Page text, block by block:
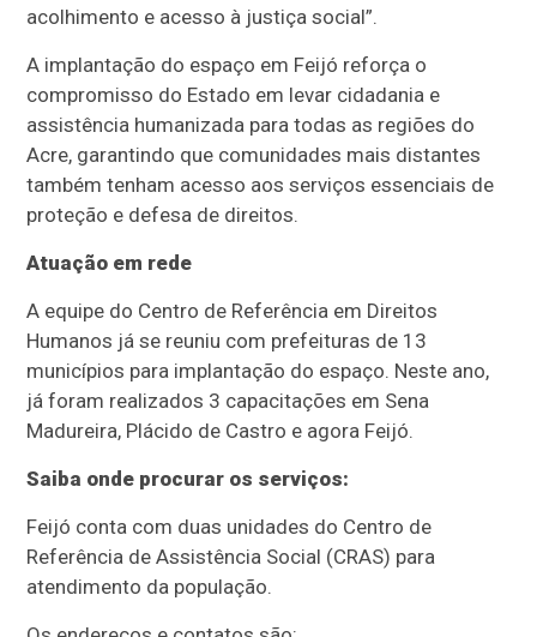
acolhimento e acesso à justiça social”.
A implantação do espaço em Feijó reforça o
compromisso do Estado em levar cidadania e
assistência humanizada para todas as regiões do
Acre, garantindo que comunidades mais distantes
também tenham acesso aos serviços essenciais de
proteção e defesa de direitos.
Atuação em rede
A equipe do Centro de Referência em Direitos
Humanos já se reuniu com prefeituras de 13
municípios para implantação do espaço. Neste ano,
já foram realizados 3 capacitações em Sena
Madureira, Plácido de Castro e agora Feijó.
Saiba onde procurar os serviços:
Feijó conta com duas unidades do Centro de
Referência de Assistência Social (CRAS) para
atendimento da população.